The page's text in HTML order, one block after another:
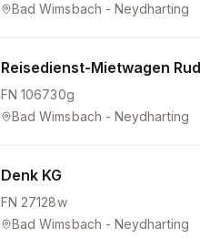
Bad Wimsbach - Neydharting
Reisedienst-Mietwagen
FN106730g
Bad Wimsbach - Neydharting
Denk KG
FN 27128w
Bad Wimsbach - Neydharting